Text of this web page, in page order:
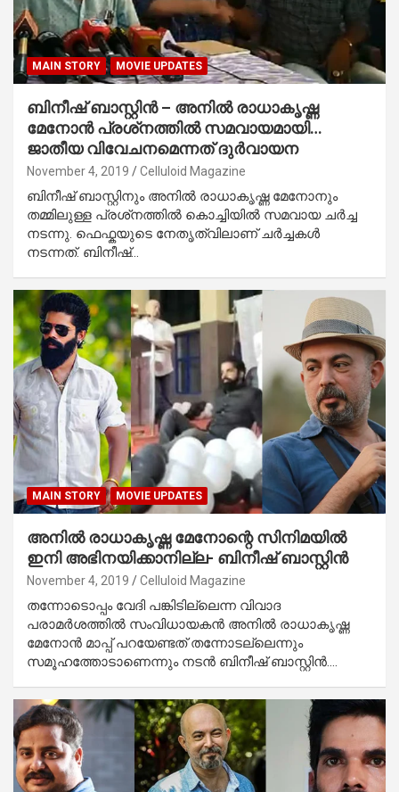
MAIN STORY MOVIE UPDATES
ബിനീഷ് ബാസ്റ്റിന്‍ – അനില്‍ രാധാകൃഷ്ണ
മേനോന്‍ പ്രശ്‌നത്തില്‍ സമവായമായി…
ജാതീയ വിവേചനമെന്നത് ദുര്‍വായന
November 4, 2019 Celluloid Magazine
ബിനീഷ് ബാസ്റ്റിനും അനില്‍ രാധാകൃഷ്ണ മേനോനും
തമ്മിലുള്ള പ്രശ്‌നത്തില്‍ കൊച്ചിയില്‍ സമവായ ചര്‍ച്ച
നടന്നു. ഫെഫ്കയുടെ നേതൃത്വിലാണ് ചര്‍ച്ചകള്‍
നടന്നത്. ബിനീഷ്…
MAIN STORY MOVIE UPDATES
അനില്‍ രാധാകൃഷ്ണ മേനോന്റെ സിനിമയില്‍
ഇനി അഭിനയിക്കാനില്ല- ബിനീഷ് ബാസ്റ്റിന്‍
November 4, 2019 Celluloid Magazine
തന്നോടൊപ്പം വേദി പങ്കിടില്ലെന്ന വിവാദ
പരാമര്‍ശത്തില്‍ സംവിധായകന്‍ അനില്‍ രാധാകൃഷ്ണ
മേനോന്‍ മാപ്പ് പറയേണ്ടത് തന്നോടല്ലെന്നും
സമൂഹത്തോടാണെന്നും നടന്‍ ബിനീഷ് ബാസ്റ്റിന്‍.…